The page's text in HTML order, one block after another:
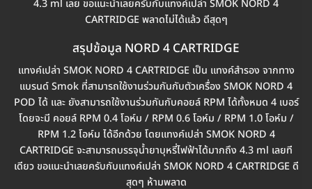
4.3 ml เลย ขอแนะนำเลยครับกับแทงค์เปล่า SMOK NORD 4
CARTRIDGE พลาดไม่ได้แล้ว ดีสุดๆ
สรุปข้อมูล NORD 4 CARTRIDGE
แทงค์เปล่า SMOK NORD 4 CARTRIDGE เป็น แทงค์สำรอง จากทาง
แบรนด์ Smok ที่สามารถใช้งานร่วมกันกับตัวเครื่อง SMOK NORD 4
POD ได้ และ ยังสามารถใช้งานร่วมกันกับคอยล์ RPM ได้ทั้งหมด 4 เบอร์
โดยจะมี คอยล์ RPM 0.4 โอห์ม / RPM 0.6 โอห์ม / RPM 1.0 โอห์ม /
RPM 1.2 โอห์ม ได้อีกด้วย โดยแทงค์เปล่า SMOK NORD 4
CARTRIDGE จะสามารถบรรจุน้ำยาบุหรี่ไฟฟ้าได้มากถึง 4.3 ml เลยที
เดียว ขอแนะนำเลยครับกับแทงค์เปล่า SMOK NORD 4 CARTRIDGE ดี
สุดๆ ห้ามพลาด